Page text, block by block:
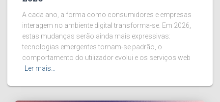
A cada ano, a forma como consumidores e empresas
interagem no ambiente digital transforma-se. Em 2026,
estas mudanças serão ainda mais expressivas:
tecnologias emergentes tornam-se padrão, o
comportamento do utilizador evolui e os serviços web
Ler mais…